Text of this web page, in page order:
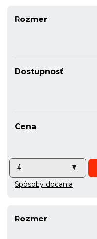
Rozmer
Dostupnosť
Cena
Spôsoby dodania
Rozmer